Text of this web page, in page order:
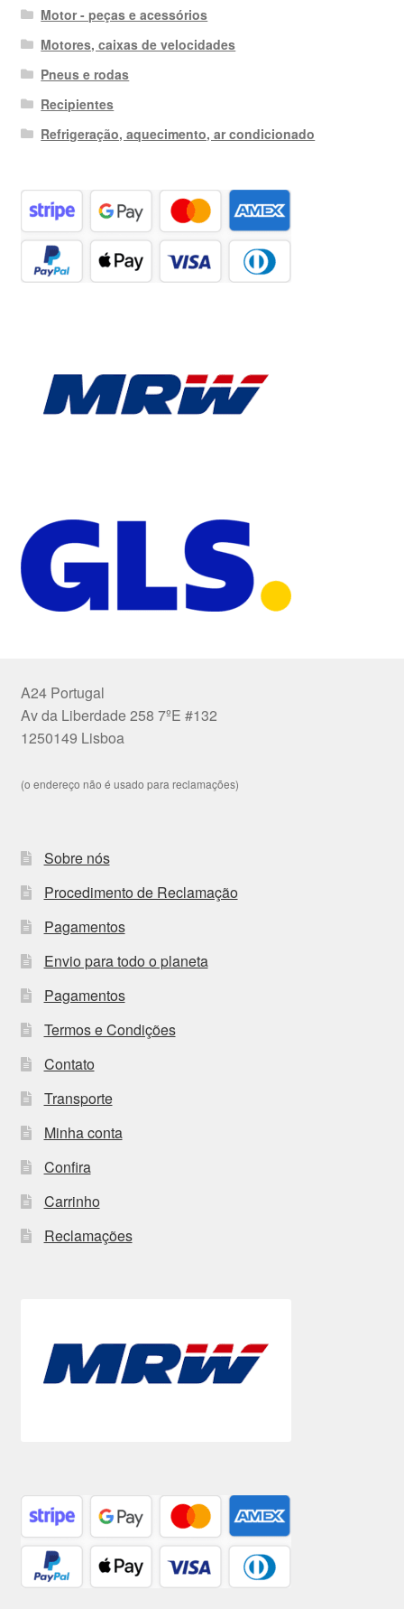
Motor - peças e acessórios
Motores, caixas de velocidades
Pneus e rodas
Recipientes
Refrigeração, aquecimento, ar condicionado
A24 Portugal
Av da Liberdade 258 7ºE #132
1250149 Lisboa
(o endereço não é usado para reclamações)
Sobre nós
Procedimento de Reclamação
Pagamentos
Envio para todo o planeta
Pagamentos
Termos e Condições
Contato
Transporte
Minha conta
Confira
Carrinho
Reclamações